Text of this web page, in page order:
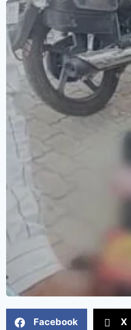
Facebook X